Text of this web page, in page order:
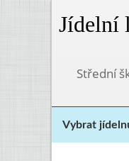
Jídelní
Střední
Vybrat